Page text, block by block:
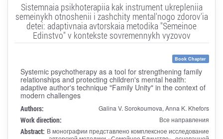
Sistemnaia psikhoterapiia kak instrument ukrepleniia
semeinykh otnoshenii i zashchity mental'nogo zdorov'ia
detei: adaptivnaia avtorskaia metodika "Semeinoe
Edinstvo" v kontekste sovremennykh vyzovov
Book Chapter
Systemic psychotherapy as a tool for strengthening family
relationships and protecting children's mental health:
adaptive author's technique "Family Unity" in the context of
modern challenges
Authors: Galina V. Sorokoumova, Anna K. Khefors
Work direction: Все направления
Abstract: В монографии представлено комплексное исследование